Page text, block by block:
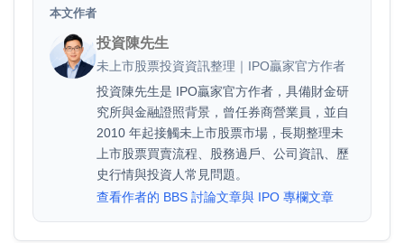
本文作者
投資陳先生
未上市股票投資資訊整理｜IPO贏家官方作者
投資陳先生是 IPO贏家官方作者，具備財金研
究所與金融證照背景，曾任券商營業員，並自
2010 年起接觸未上市股票市場，長期整理未
上市股票買賣流程、股務過戶、公司資訊、歷
史行情與投資人常見問題。
查看作者的 BBS 討論文章與 IPO 專欄文章